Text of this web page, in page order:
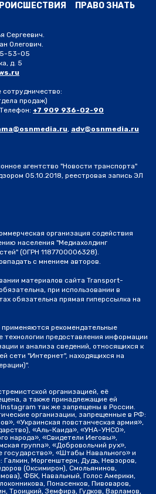
ПРАВО ЗНАТЬ
Сергеевич.
Олегович.
53-05
д. 5
сотрудничество:
продаж)
Телефон: +7 909 936-02-90
, adv@osnmedia.ru
агентство "Новости транспорта"
05.10.2018, реестровая запись ЭЛ
организация содействия
населения "Медиахолдинг
(ОГРН 1187700006328).
с мнением авторов.
материалов сайта Transport-
при использовании в
обязательна прямая гиперссылка на
рекомендательные
технологии предоставления информации
и анализа сведений, относящихся к
сети "Интернет", находящихся на
организацией, её
а также принадлежащие ей
так же запрещены в России.
организации, запрещенные в РФ:
«Украинская повстанческая армия»,
«Аль-Каида», «УНА-УНСО»,
народа», «Свидетели Иеговы»,
группа», «Добровольчий рух»,
«Штабы Навального» и
Галкин, Моргенштерн, Дудь, Невзоров,
(Оксимирон), Смольянинов,
ФБК, Навальный, Голос Америки,
Понасенков, Пивоваров,
Троицкий, Земфира, Гудков, Варламов,